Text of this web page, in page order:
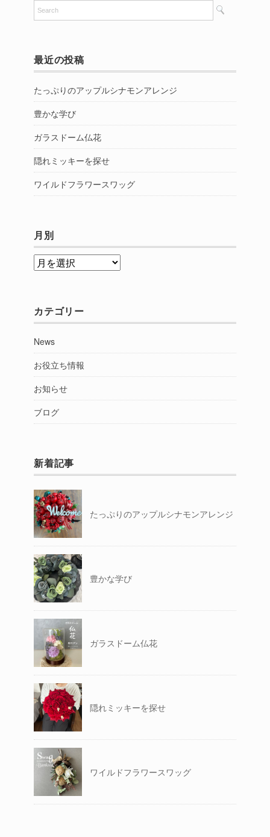
最近の投稿
たっぷりのアップルシナモンアレンジ
豊かな学び
ガラスドーム仏花
隠れミッキーを探せ
ワイルドフラワースワッグ
月別
月
カテゴリー
News
お役立ち情報
お知らせ
ブログ
新着記事
たっぷりのアップルシナモンアレンジ
豊かな学び
ガラスドーム仏花
隠れミッキーを探せ
ワイルドフラワースワッグ